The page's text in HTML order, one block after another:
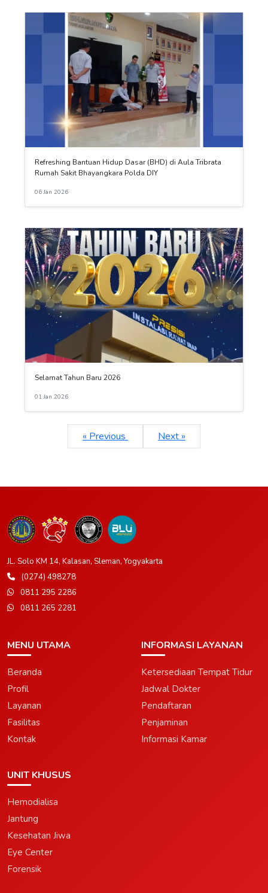
Refreshing Bantuan Hidup Dasar (BHD) di Aula Tribrata
Rumah Sakit Bhayangkara Polda DIY
06 Jan 2026
Selamat Tahun Baru 2026
01 Jan 2026
« Previous Next »
JL. Solo KM 14, Kalasan, Sleman, Yogyakarta
(0274) 498278
0811 295 2286
0811 265 2281
MENU UTAMA
Beranda
Profil
Layanan
Fasilitas
Kontak
INFORMASI LAYANAN
Ketersediaan Tempat Tidur
Jadwal Dokter
Pendaftaran
Penjaminan
Informasi Kamar
UNIT KHUSUS
Hemodialisa
Jantung
Kesehatan Jiwa
Eye Center
Forensik